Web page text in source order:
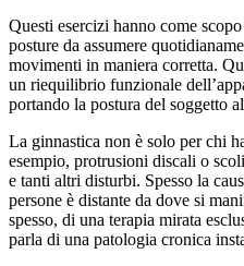
Questi esercizi hanno come
posture da assumere
movimenti in maniera corretta.
un riequilibrio funzionale
portando la postura del soggetto
La ginnastica non è solo per chi
esempio, protrusioni discali o
e tanti altri disturbi. Spesso la
persone è distante da dove si
spesso, di una terapia mirata
parla di una patologia cronica